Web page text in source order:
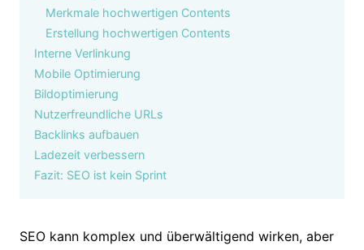
Merkmale hochwertigen Contents
Erstellung hochwertigen Contents
Interne Verlinkung
Mobile Optimierung
Bildoptimierung
Nutzerfreundliche URLs
Backlinks aufbauen
Ladezeit verbessern
Fazit: SEO ist kein Sprint
SEO kann komplex und überwältigend wirken, aber